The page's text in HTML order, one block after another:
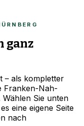
ganz
– als kompletter
Franken-Nah-
Sie unten
eine eigene Seite
nach